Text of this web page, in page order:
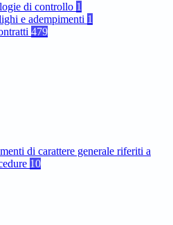
di controllo 1
e adempimenti 1
479
di carattere generale riferiti a
10